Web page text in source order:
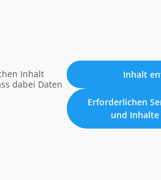
Inhalt
dabei Daten
Inhalt
Erforderlichen
und